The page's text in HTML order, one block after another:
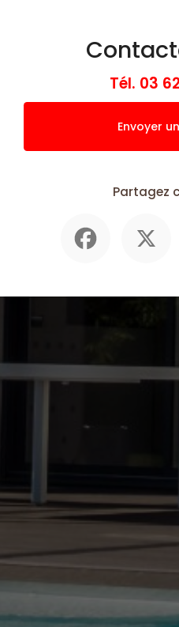
Tél. 03
Envoyer
Partagez